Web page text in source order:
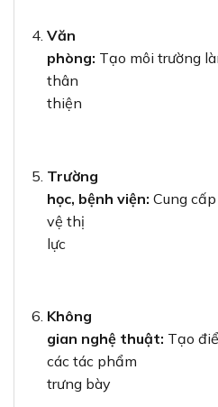
Văn
phòng: Tạo môi trường
thân
thiện
Trường
học, bệnh viện: Cung
vệ thị
lực
Không
gian nghệ thuật: Tạo
các tác phẩm
trưng bày